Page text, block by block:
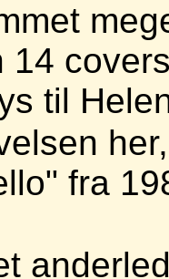
14
til
fra